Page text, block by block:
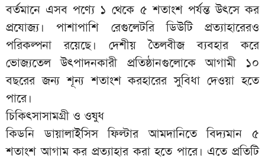
বর্তমানে এসব পণ্যে ১ থেকে ৫ শতাংশ পর্যন্ত উৎসে কর
প্রযোজ্য। পাশাপাশি রেগুলেটরি ডিউটি প্রত্যাহারেরও
পরিকল্পনা রয়েছে। দেশীয় তৈলবীজ ব্যবহার করে
ভোজ্যতেল উৎপাদনকারী প্রতিষ্ঠানগুলোকে আগামী ১০
বছরের জন্য শূন্য শতাংশ করহারের সুবিধা দেওয়া হতে
পারে।
চিকিৎসাসামগ্রী ও ওষুধ
কিডনি ডায়ালাইসিস ফিল্টার আমদানিতে বিদ্যমান ৫
শতাংশ আগাম কর প্রত্যাহার করা হতে পারে। এতে প্রতিটি